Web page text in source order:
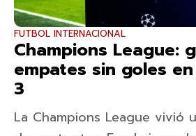
FUTBOL INTERNACIONAL
Champions League:
empates sin goles
3
La Champions League vivió